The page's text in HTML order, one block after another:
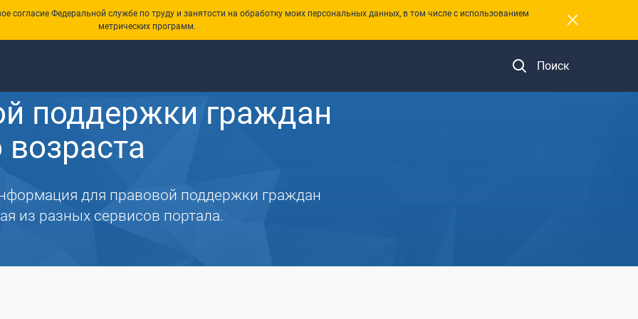
Федеральной службе по труду и занятости на обработку моих персональных данных, в том числе с использованием
метрических программ.
×
Поиск
поддержки граждан
для правовой поддержки граждан
из разных сервисов портала.